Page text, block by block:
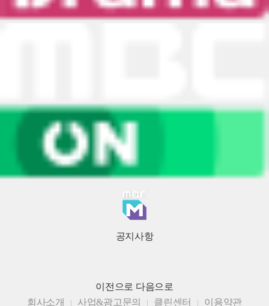
공지사항
이전으로 다음으로
회사소개
사업&광고문의 클린센터 이용약관